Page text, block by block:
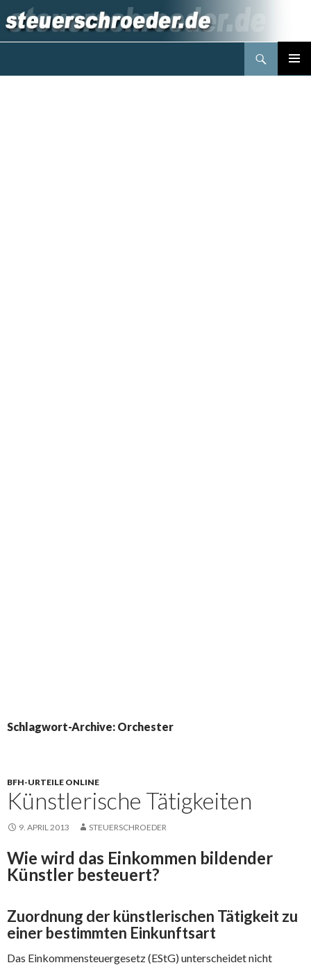
Schlagwort-Archive: Orchester
BFH-URTEILE ONLINE
Künstlerische Tätigkeiten
9. APRIL 2013 STEUERSCHROEDER
Wie wird das Einkommen bildender
Künstler besteuert?
Zuordnung der künstlerischen Tätigkeit zu
einer bestimmten Einkunftsart
Das Einkommensteuergesetz (EStG) unterscheidet nicht